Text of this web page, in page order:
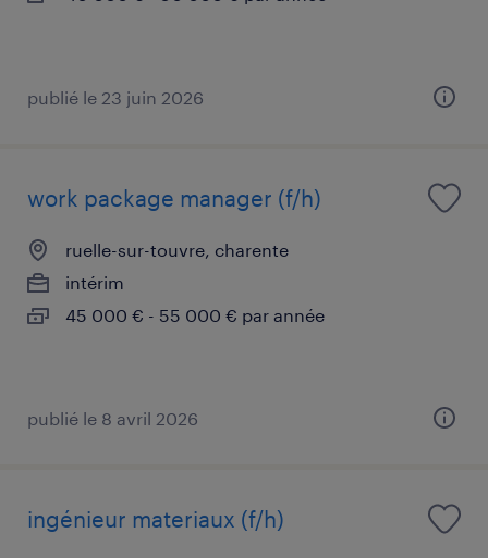
publié le 23 juin 2026
work package manager (f/h)
ruelle-sur-touvre, charente
intérim
45 000 € - 55 000 € par année
publié le 8 avril 2026
ingénieur materiaux (f/h)